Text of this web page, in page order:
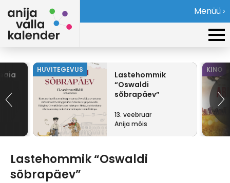
Menüü ›
HUVITEGEVUS
Lastehommik
“Oswaldi
sõbrapäev”
13. veebruar
Anija mõis
KINO
Lastehommik “Oswaldi
sõbrapäev”